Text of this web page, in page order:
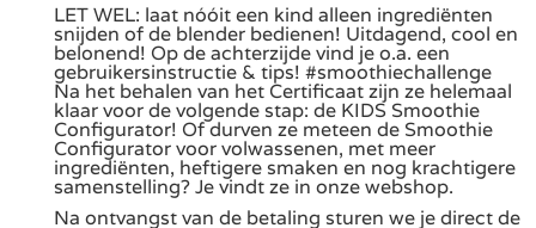
LET WEL: laat nóóit een kind alleen ingrediënten
snijden of de blender bedienen! Uitdagend, cool en
belonend! Op de achterzijde vind je o.a. een
gebruikersinstructie & tips! #smoothiechallenge
Na het behalen van het Certificaat zijn ze helemaal
klaar voor de volgende stap: de KIDS Smoothie
Configurator! Of durven ze meteen de Smoothie
Configurator voor volwassenen, met meer
ingrediënten, heftigere smaken en nog krachtigere
samenstelling? Je vindt ze in onze webshop.
Na ontvangst van de betaling sturen we je direct de